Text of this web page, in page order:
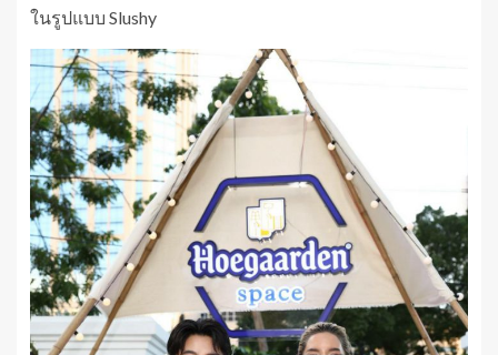
ในรูปแบบ Slushy